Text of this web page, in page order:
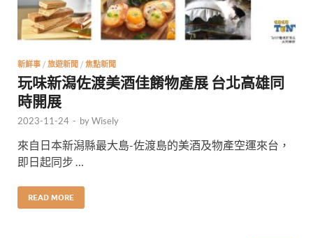
新鮮事 / 旅遊新聞 / 焦點新聞
玩味新潟佐渡美酒佳餚物產展 台北高雄同
時開展
2023-11-24 - byWisely
來自日本新潟縣最大島-佐渡島的美酒及物產空運來台，
即日起同步 …
READ MORE